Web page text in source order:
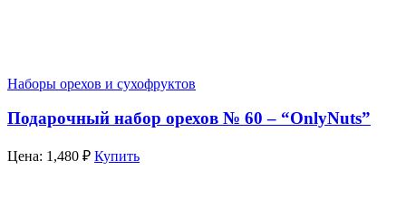
Наборы орехов и сухофруктов
Подарочный набор орехов № 60 – “OnlyNuts”
Цена: 1,480 ₽ Купить